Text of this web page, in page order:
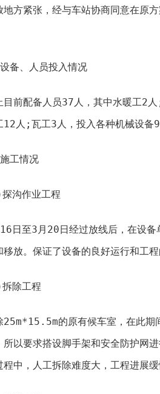
地方紧张，经与车站协商同意在原
备、人员投入情况
目前配备人员37人，其中水暖工2
12人;瓦工3人，投入各种机械设备9
工情况
沟作业工程
日至3月20日经过放线后，在设
移放。保证了设备的良好运行和工程
除工程
25m*15.5m的原有候车室，在此期
所以要求搭设脚手架和安全防护网
程中，人工拆除难度大，工程进展